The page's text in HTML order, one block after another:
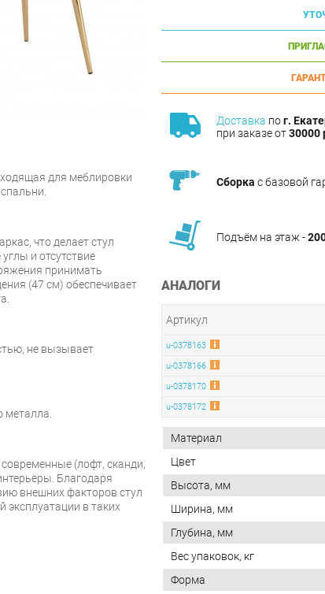
Доставка пог.
при заказе от30000
Сборка с базовой
Подъём на этаж -
АНАЛОГИ
Артикул
u-0378163
u-0378166
u-0378170
u-0378172
для меблировки
что делает стул
и отсутствие
принимать
(47 см) обеспечивает
не вызывает
металла.
(лофт, сканди,
Благодаря
внешних факторов стул
эксплуатации в таких
Материал
Цвет
Высота, мм
Ширина, мм
Глубина, мм
Вес упаковок, кг
Форма